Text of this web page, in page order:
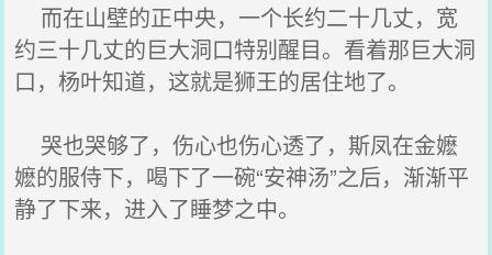
而在山壁的正中央，一个长约二十几丈，宽
约三十几丈的巨大洞口特别醒目。看着那巨大洞
口，杨叶知道，这就是狮王的居住地了。
哭也哭够了，伤心也伤心透了，斯凤在金嬷
嬷的服侍下，喝下了一碗“安神汤”之后，渐渐平
静了下来，进入了睡梦之中。